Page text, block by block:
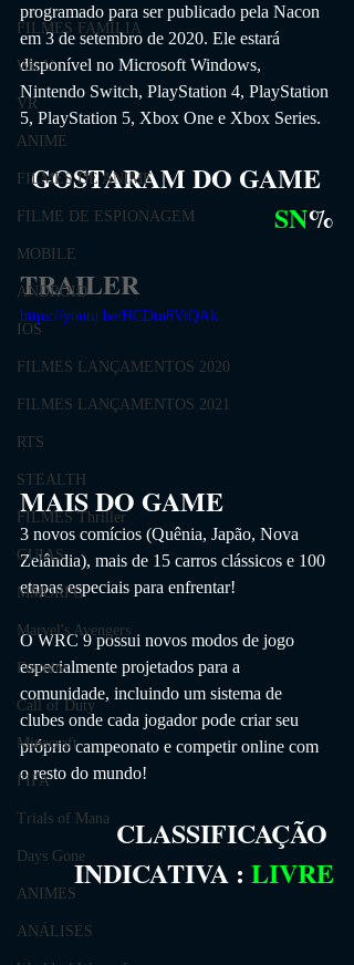
FILMES FAMÍLIA
Wii U
VR
ANIME
FILMES DE ANIME
FILME DE ESPIONAGEM
MOBILE
ANDROID
IOS
FILMES LANÇAMENTOS 2020
FILMES LANÇAMENTOS 2021
RTS
STEALTH
FILMES Thriller
GUIAS
MMORPG
Marvel's Avengers
Fortnite
Call of Duty
Minecraft
FIFA
Trials of Mana
Days Gone
ANIMES
ANÁLISES
programado para ser publicado pela Nacon
em 3 de setembro de 2020. Ele estará
disponível no Microsoft Windows,
Nintendo Switch, PlayStation 4, PlayStation
5, PlayStation 5, Xbox One e Xbox Series.
GOSTARAM DO GAME
SN%
TRAILER
https://youtu.be/HCDtn8ViQAk
MAIS DO GAME
3 novos comícios (Quênia, Japão, Nova
Zelândia), mais de 15 carros clássicos e 100
etapas especiais para enfrentar!
O WRC 9 possui novos modos de jogo
especialmente projetados para a
comunidade, incluindo um sistema de
clubes onde cada jogador pode criar seu
próprio campeonato e competir online com
o resto do mundo!
CLASSIFICAÇÃO
INDICATIVA : LIVRE